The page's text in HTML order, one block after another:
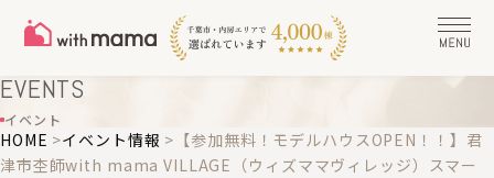
EVENTS
イベント
HOME >イベント情報 > 【参加無料！モデルハウスOPEN！！】君
津市杢師with mama VILLAGE（ウィズママヴィレッジ）スマー